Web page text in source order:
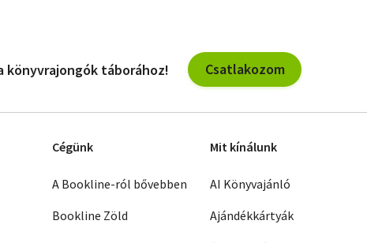
könyvrajongók táborához! Csatlakozom
Cégünk
A Bookline-ról bővebben
Bookline Zöld
Mit kínálunk
AI Könyvajánló
Ajándékkártyák